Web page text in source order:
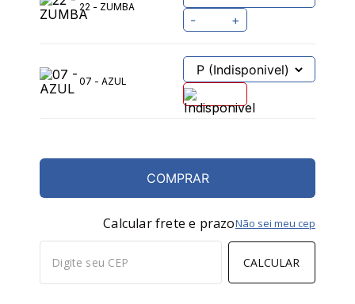
22 - ZUMBA
- +
07 - AZUL
COMPRAR
Calcular frete e prazo
CALCULAR
Não sei meu cep